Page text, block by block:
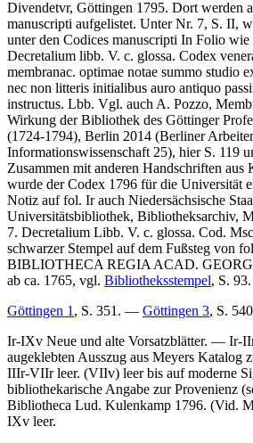
Divendetvr, Göttingen 1795. Dort werden
manuscripti aufgelistet. Unter Nr. 7, S. II,
unter den Codices manuscripti In Folio wie
Decretalium libb. V. c. glossa. Codex
membranac. optimae notae summo studio
nec non litteris initialibus auro antiquo
instructus. Lbb. Vgl. auch A. Pozzo,
Wirkung der Bibliothek des Göttinger
(1724-1794), Berlin 2014 (Berliner
Informationswissenschaft 25), hier S. 119
Zusammen mit anderen Handschriften
wurde der Codex 1796 für die Universität
Notiz auf fol. Ir auch Niedersächsische
Universitätsbibliothek, Bibliotheksarchiv,
7. Decretalium Libb. V. c. glossa. Cod.
schwarzer Stempel auf dem Fußsteg von
BIBLIOTHECA REGIA ACAD.
ab ca. 1765, vgl. Bibliotheksstempel, S. 93.
Göttingen 1 , S. 351. — Göttingen 3, S.
Ir-IXv Neue und alte Vorsatzblätter. — Ir-
augeklebten Ausszug aus Meyers
IIIr-VIIr leer. (VIIv) leer bis auf moderne
bibliothekarische Angabe zur Provenienz
Bibliotheca Lud. Kulenkamp 1796. (Vid.
IXv leer.